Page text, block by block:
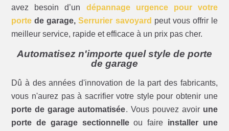
avez besoin d’un dépannage urgence pour votre
porte de garage,Serrurier savoyard peut vous offrir le
meilleur service, rapide et efficace à un prix pas cher.
Automatisez n'importe quel style de porte
de garage
Dû à des années d'innovation de la part des fabricants,
vous n'aurez pas à sacrifier votre style pour obtenir une
porte de garage automatisée. Vous pouvez avoir une
porte de garage sectionnelleou faire installer une